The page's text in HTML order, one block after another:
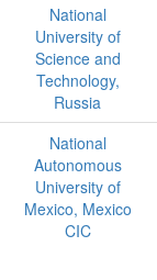
National
University of
Science and
Technology,
Russia
National
Autonomous
University of
Mexico, Mexico
CIC